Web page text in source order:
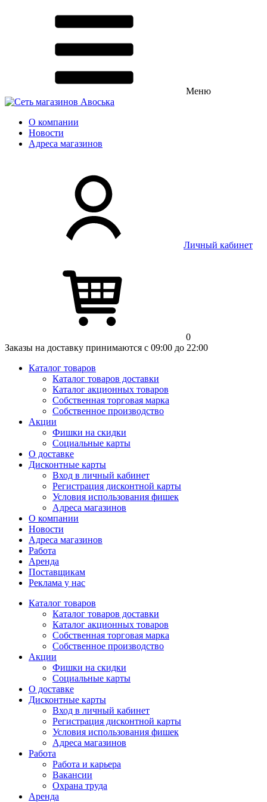
Меню
О компании
Новости
Адреса магазинов
Личный кабинет
0
Заказы на доставку принимаются с 09:00 до 22:00
Каталог товаров
Каталог товаров доставки
Каталог акционных товаров
Собственная торговая марка
Собственное производство
Акции
Фишки на скидки
Социальные карты
О доставке
Дисконтные карты
Вход в личный кабинет
Регистрация дисконтной карты
Условия использования фишек
Адреса магазинов
О компании
Новости
Адреса магазинов
Работа
Аренда
Поставщикам
Реклама у нас
Каталог товаров
Каталог товаров доставки
Каталог акционных товаров
Собственная торговая марка
Собственное производство
Акции
Фишки на скидки
Социальные карты
О доставке
Дисконтные карты
Вход в личный кабинет
Регистрация дисконтной карты
Условия использования фишек
Адреса магазинов
Работа
Работа и карьера
Вакансии
Охрана труда
Аренда